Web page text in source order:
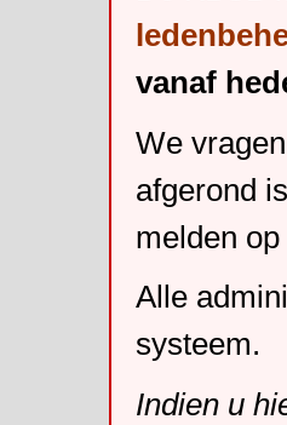
vanaf
We
afgerond
melden
Alle
systeem.
Indien u